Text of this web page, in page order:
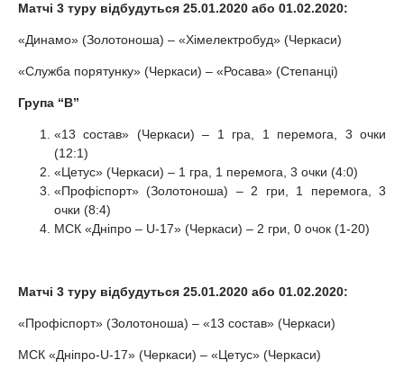
Матчі 3 туру відбудуться 25.01.2020 або 01.02.2020:
«Динамо» (Золотоноша) – «Хімелектробуд» (Черкаси)
«Служба порятунку» (Черкаси) – «Росава» (Степанці)
Група “В”
«13 состав» (Черкаси) – 1 гра, 1 перемога, 3 очки
(12:1)
«Цетус» (Черкаси) – 1 гра, 1 перемога, 3 очки (4:0)
«Профіспорт» (Золотоноша) – 2 гри, 1 перемога, 3
очки (8:4)
МСК «Дніпро – U-17» (Черкаси) – 2 гри, 0 очок (1-20)
Матчі 3 туру відбудуться 25.01.2020 або 01.02.2020:
«Профіспорт» (Золотоноша) – «13 состав» (Черкаси)
МСК «Дніпро-U-17» (Черкаси) – «Цетус» (Черкаси)